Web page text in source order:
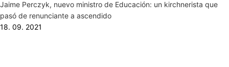
Jaime Perczyk, nuevo ministro de Educación: un kirchnerista que
pasó de renunciante a ascendido
18. 09. 2021